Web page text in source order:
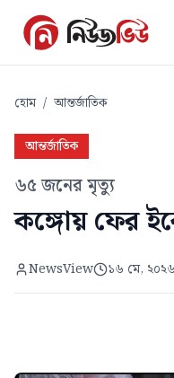
হোম / আন্তর্জাতিক
আন্তর্জাতিক
৬৫ জনের মৃত্যু
কঙ্গোয় ফের
NewsView ১৬ মে,